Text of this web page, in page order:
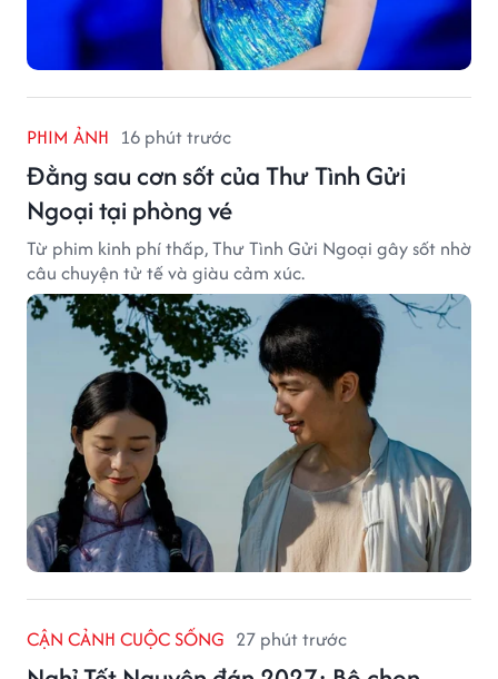
PHIM ẢNH 16 phút trước
Đằng sau cơn sốt của Thư Tình Gửi
Ngoại tại phòng vé
Từ phim kinh phí thấp, Thư Tình Gửi Ngoại gây sốt nhờ
câu chuyện tử tế và giàu cảm xúc.
CẬN CẢNH CUỘC SỐNG 27 phút trước